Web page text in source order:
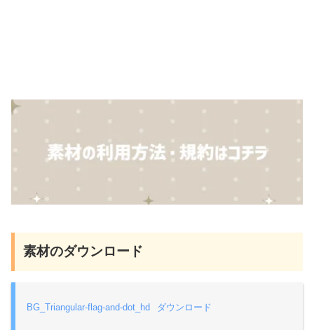
素材のダウンロード
BG_Triangular-flag-and-dot_hd ダウンロード